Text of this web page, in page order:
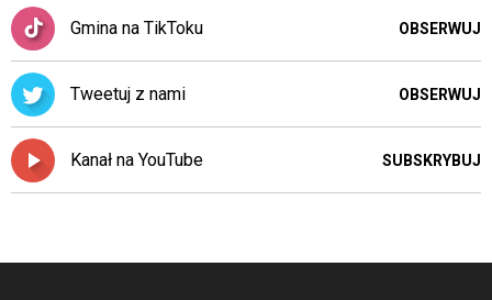
Gmina na TikToku OBSERWUJ
Tweetuj z nami OBSERWUJ
Kanał na YouTube SUBSKRYBUJ